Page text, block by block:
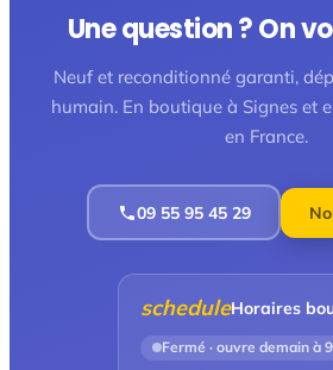
Une question ? On
Neuf et reconditionné garanti,
humain. En boutique à Signes et
en France.
09 55 95 45 29
scheduleHoraires
Fermé · ouvre demain à